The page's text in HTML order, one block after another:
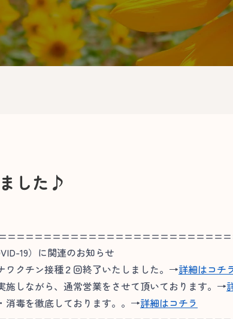
した♪
19）に関連のお知らせ
ワクチン接種２回終了いたしました。→詳細はコチ
施しながら、通常営業をさせて頂いております。→
消毒を徹底しております。。→詳細はコチラ